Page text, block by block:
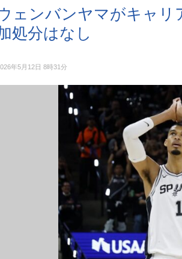
ェンバンヤマがキャ
処分はなし
年5月12日 8時31分